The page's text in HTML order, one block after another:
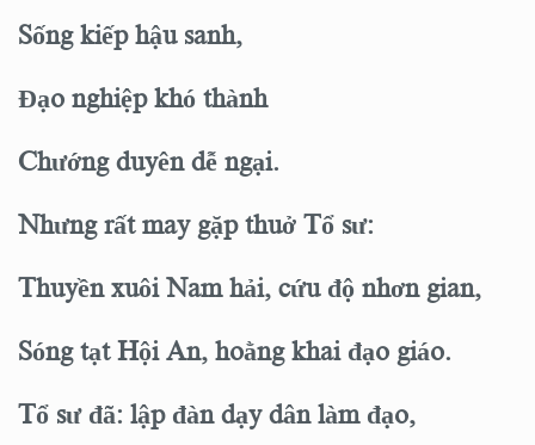
Sống kiếp hậu sanh,
Đạo nghiệp khó thành
Chướng duyên dễ ngại.
Nhưng rất may gặp thuở Tổ sư:
Thuyền xuôi Nam hải, cứu độ nhơn gian,
Sóng tạt Hội An, hoằng khai đạo giáo.
Tổ sư đã: lập đàn dạy dân làm đạo,